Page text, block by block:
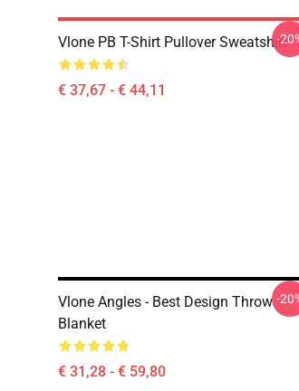
Vlone PB T-Shirt Pullover Sweatshirt
€ 37,67 - € 44,11
-
Vlone Angles - Best Design Throw
Blanket
€ 31,28 - € 59,80
-